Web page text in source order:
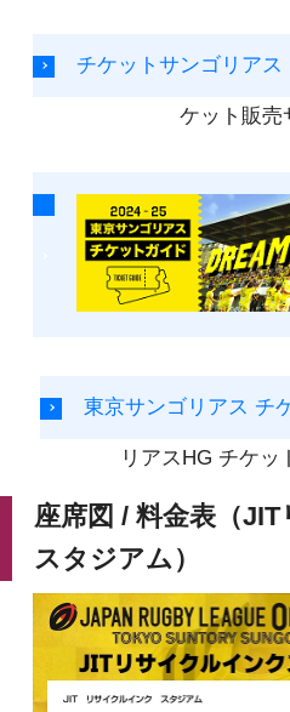
チケットサンゴリアス
ケット販売
東京サンゴリアス チ
リアスHG チケッ
座席図 / 料金表（
スタジアム）